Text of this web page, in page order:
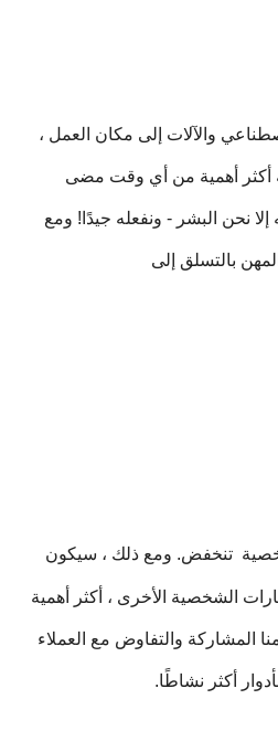
والآلات إلى مكان العمل ،
أكثر أهمية من أي وقت مضى
إلا نحن البشر - ونفعله جيدًا! ومع
بالتسلق إلى
تنخفض. ومع ذلك ، سيكون
الشخصية الأخرى ، أكثر أهمية
المشاركة والتفاوض مع العملاء
أكثر نشاطًا.